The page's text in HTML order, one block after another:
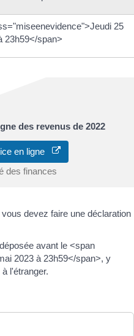
25
23h59</span>
des revenus de 2022
en ligne
des finances
devez faire une déclaration
avant le <span
2023 à 23h59</span>, y
l'étranger.